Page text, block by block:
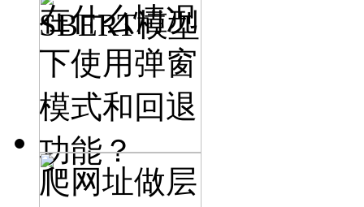
SBERT模型
在什么情况
下使用弹窗
模式和回退
功能？
爬网址做层